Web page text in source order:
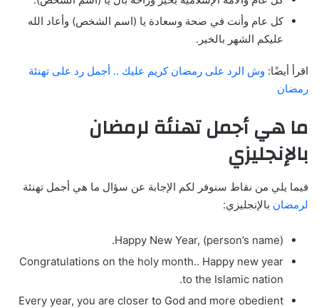
كل عام وأنت في صحة وسعادة يا (اسم الشخص) وأعاد الله
عليكم الشهر بالخير.
اقرأ أيضًا: وش الرد على رمضان كريم عليك .. أجمل رد على تهنئة
رمضان
ما هي أجمل تهنئة لرمضان
بالإنجليزي
فيما يلي من نقاط سنوفر لكم الإجابة عن سؤال ما هي أجمل تهنئة
لرمضان بالإنجليزي:
Happy New Year, (person’s name).
Congratulations on the holy month.. Happy new year
to the Islamic nation.
Every year, you are closer to God and more obedient